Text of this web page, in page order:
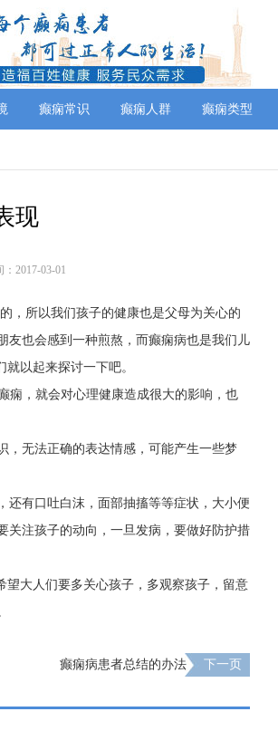
癫痫常识 癫痫人群 癫痫类型
现
2017-03-01
，所以我们孩子的健康也是父母为关心的
友也会感到一种煎熬，而癫痫病也是我们儿
以起来探讨一下吧。
痫，就会对心理健康造成很大的影响，也
，无法正确的表达情感，可能产生一些梦
还有口吐白沫，面部抽搐等等症状，大小便
关注孩子的动向，一旦发病，要做好防护措
望大人们要多关心孩子，多观察孩子，留意
癫痫病患者总结的办法 下一页